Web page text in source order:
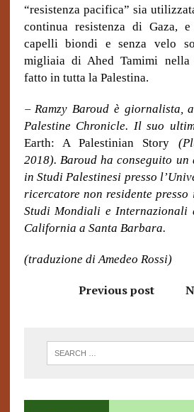
“resistenza pacifica” sia
continua resistenza di Gaza,
capelli biondi e senza velo
migliaia di Ahed Tamimi nella
fatto in tutta la Palestina.
–Ramzy Baroud è giornalista,
Palestine Chronicle. Il suo
Earth: A Palestinian Story
2018). Baroud ha conseguito
in Studi Palestinesi presso
ricercatore non residente
Studi Mondiali e Internazionali
California a Santa Barbara.
(traduzione di Amedeo Rossi)
Previous post